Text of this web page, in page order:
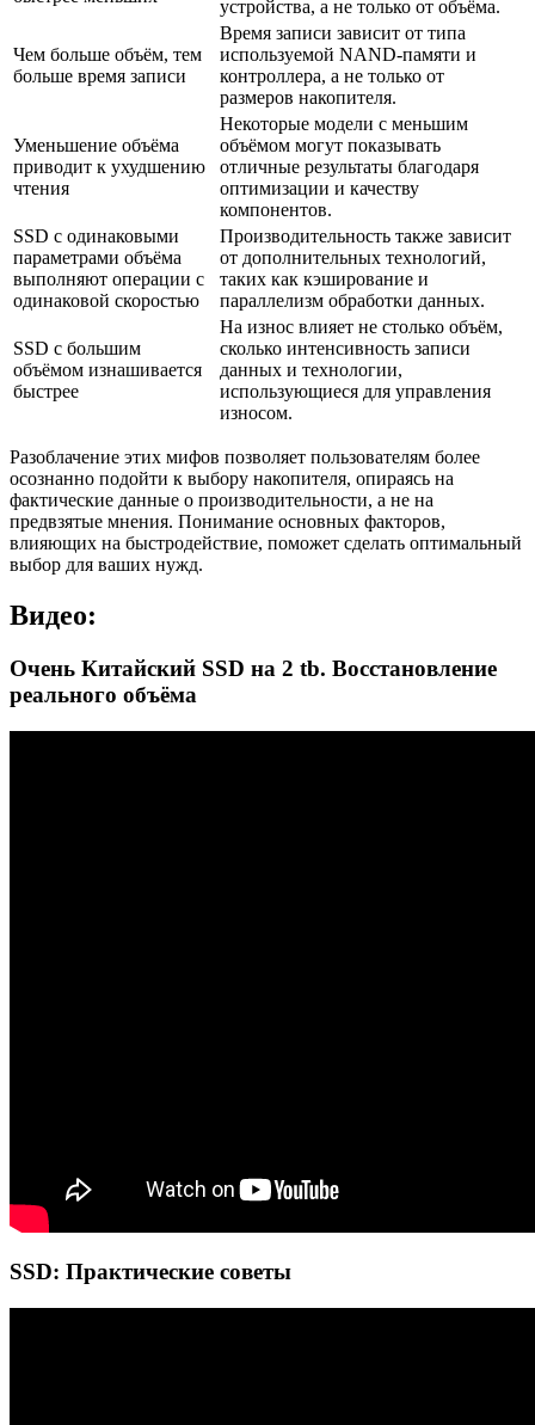
устройства, а не только от объёма.
Чем больше объём, тем
больше время записи
Время записи зависит от типа
используемой NAND-памяти и
контроллера, а не только от
размеров накопителя.
Уменьшение объёма
приводит к ухудшению
чтения
Некоторые модели с меньшим
объёмом могут показывать
отличные результаты благодаря
оптимизации и качеству
компонентов.
SSD с одинаковыми
параметрами объёма
выполняют операции с
одинаковой скоростью
Производительность также зависит
от дополнительных технологий,
таких как кэширование и
параллелизм обработки данных.
SSD с большим
объёмом изнашивается
быстрее
На износ влияет не столько объём,
сколько интенсивность записи
данных и технологии,
использующиеся для управления
износом.
Разоблачение этих мифов позволяет пользователям более
осознанно подойти к выбору накопителя, опираясь на
фактические данные о производительности, а не на
предвзятые мнения. Понимание основных факторов,
влияющих на быстродействие, поможет сделать оптимальный
выбор для ваших нужд.
Видео:
Очень Китайский SSD на 2 tb. Восстановление
реального объёма
SSD: Практические советы